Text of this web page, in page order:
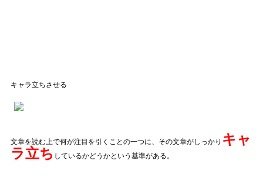
キャラ立ちさせる
文章を読む上で何が注目を引くことの一つに、その文章がしっかり キャ
ラ立ち しているかどうかという基準がある。